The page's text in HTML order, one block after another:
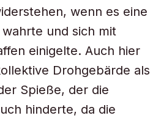
wenn es eine
und sich mit
einigelte. Auch hier
Drohgebärde als
Spieße, der die
hinderte, da die